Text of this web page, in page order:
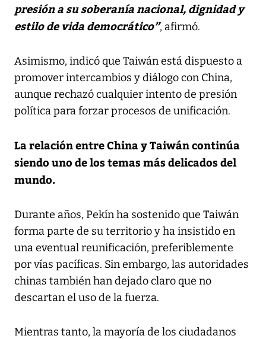
presión a su soberanía nacional, dignidad y
estilo de vida democrático”, afirmó.
Asimismo, indicó que Taiwán está dispuesto a
promover intercambios y diálogo con China,
aunque rechazó cualquier intento de presión
política para forzar procesos de unificación.
La relación entre China y Taiwán continúa
siendo uno de los temas más delicados del
mundo.
Durante años, Pekín ha sostenido que Taiwán
forma parte de su territorio y ha insistido en
una eventual reunificación, preferiblemente
por vías pacíficas. Sin embargo, las autoridades
chinas también han dejado claro que no
descartan el uso de la fuerza.
Mientras tanto, la mayoría de los ciudadanos